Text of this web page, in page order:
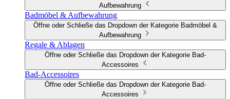
Aufbewahrung
Badmöbel & Aufbewahrung
Öffne oder Schließe das Dropdown der Kategorie Badmöbel &
Aufbewahrung
Regale & Ablagen
Öffne oder Schließe das Dropdown der Kategorie Bad-
Accessoires
Bad-Accessoires
Öffne oder Schließe das Dropdown der Kategorie Bad-
Accessoires